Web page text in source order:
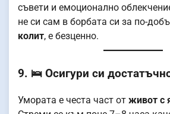
съвети и емоционално
не си сам в борбата си за по-
колит, е безценно.
9. 🛌 Осигури си
Умората е честа част от живот с